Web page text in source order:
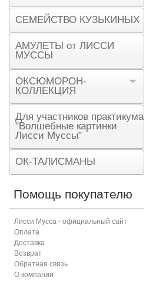
СЕМЕЙСТВО КУЗЬКИНЫХ
АМУЛЕТЫ от ЛИССИ
МУССЫ
ОКСЮМОРОН-
КОЛЛЕКЦИЯ
Для участников практикума
"Волшебные картинки
Лисси Муссы"
ОК-ТАЛИСМАНЫ
Помощь покупателю
Лисси Мусса - официальный сайт
Оплата
Доставка
Возврат
Обратная связь
О компании